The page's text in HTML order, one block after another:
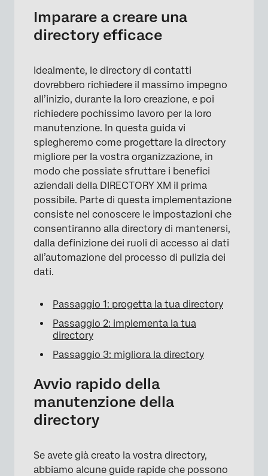
Imparare a creare una
directory efficace
Idealmente, le directory di contatti
dovrebbero richiedere il massimo impegno
all’inizio, durante la loro creazione, e poi
richiedere pochissimo lavoro per la loro
manutenzione. In questa guida vi
spiegheremo come progettare la directory
migliore per la vostra organizzazione, in
modo che possiate sfruttare i benefici
aziendali della DIRECTORY XM il prima
possibile. Parte di questa implementazione
consiste nel conoscere le impostazioni che
consentiranno alla directory di mantenersi,
dalla definizione dei ruoli di accesso ai dati
all’automazione del processo di pulizia dei
dati.
Passaggio 1: progetta la tua directory
Passaggio 2: implementa la tua
directory
Passaggio 3: migliora la directory
Avvio rapido della
manutenzione della
directory
Se avete già creato la vostra directory,
abbiamo alcune guide rapide che possono